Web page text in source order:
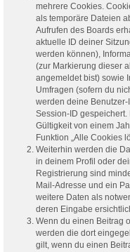
mehrere Cookies.
als temporäre Dateien
Aufrufen des Boards
aktuelle ID deiner
werden können),
(zur Markierung dieser
angemeldet bist) sowie
Umfragen (sofern du
werden deine
Session-ID
Gültigkeit von einem
Funktion „Alle Cookies
Weiterhin werden die
in deinem Profil oder
Registrierung sind
Mail-Adresse und ein
weitere Daten als
deren Eingabe
Wenn du einen Beitrag
werden die dort
gilt, wenn du einen